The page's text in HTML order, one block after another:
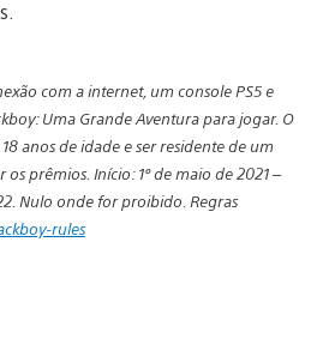
com a internet, um console PS5 e
Uma Grande Aventura para jogar. O
anos de idade e ser residente de um
prêmios. Início: 1º de maio de 2021 –
Nulo onde for proibido. Regras
rules